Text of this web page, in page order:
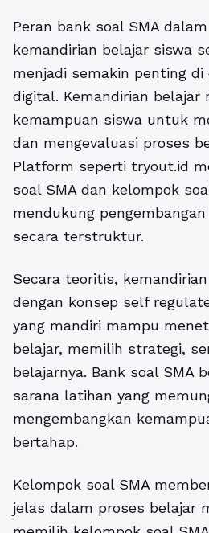
Peran bank soal SMA
kemandirian belajar siswa
menjadi semakin penting di
digital. Kemandirian belajar
kemampuan siswa untuk
dan mengevaluasi proses
Platform seperti tryout.id
soal SMA dan kelompok
mendukung
secara terstruktur.
Secara teoritis,
dengan konsep self
yang mandiri mampu
belajar, memilih strategi,
belajarnya. Bank soal SMA
sarana latihan yang
mengembangkan
bertahap.
Kelompok soal SMA
jelas dalam proses belajar